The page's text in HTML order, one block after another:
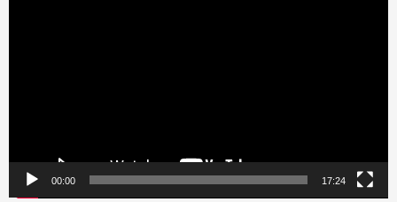
00:00 17:24